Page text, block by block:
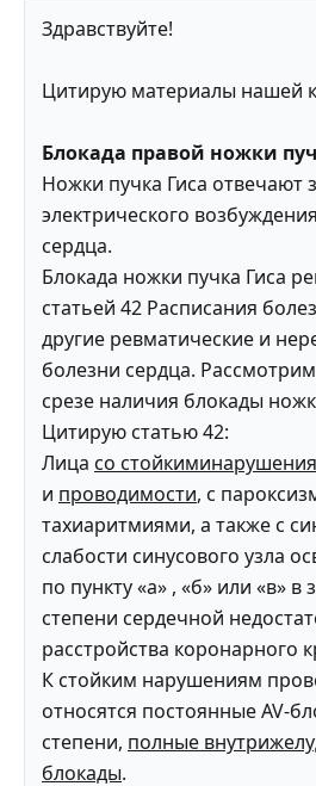
Здравствуйте!
Цитирую материалы нашей
Блокада правой ножки
Ножки пучка Гиса отвечают
электрического
сердца.
Блокада ножки пучка Гиса
статьей 42 Расписания
другие ревматические и
болезни сердца.
срезе наличия блокады
Цитирую статью 42:
Лица со
и проводимости, с
тахиаритмиями, а также с
слабости синусового узла
по пункту «а» , «б» или «в» в
степени сердечной
расстройства коронарного
К стойким нарушениям
относятся постоянные AV-
степени, полные
блокады.